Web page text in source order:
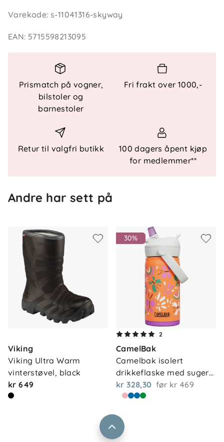
en støttende og komfortabel EVA-yttersåle som gir
ønsker en stilren sko med god passform.
Funksjonelle detaljer
Overdel : Syntetisk skinn for slitestyrke og stil
Såle: EVA-yttersåle for god demping
passform
Varekode:s-11041316-skyway
EAN: 5715598213095
Prismatch på vogner,
bilstoler og
barnestoler
Fri frakt over 1000,-
Retur til valgfri butikk
100 dagers åpent kjøp
for medlemmer**
Andre har sett på
Viking
Viking Ultra Warm
vinterstøvel, black
kr 649
30%
2
CamelBak
Camelbak isolert
drikkeflaske med suger…
kr 328,30 før kr 469
Våre butikker
Vårt samfunnsansvar
Jobbe i Barnas Hus
Frakt og levering
Retur og reklamasjon